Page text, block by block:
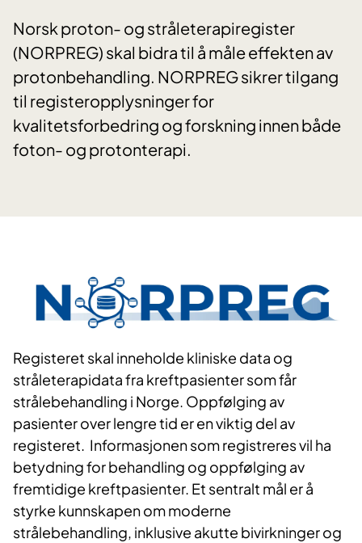
Norsk proton- og stråleterapiregister
(NORPREG) skal bidra til å måle effekten av
protonbehandling. NORPREG sikrer tilgang
til registeropplysninger for
kvalitetsforbedring og forskning innen både
foton- og protonterapi.
Registeret skal inneholde kliniske data og
stråleterapidata fra kreftpasienter som får
strålebehandling i Norge. Oppfølging av
pasienter over lengre tid er en viktig del av
registeret. Informasjonen som registreres vil ha
betydning for behandling og oppfølging av
fremtidige kreftpasienter. Et sentralt mål er å
styrke kunnskapen om moderne
strålebehandling, inklusive akutte bivirkninger og